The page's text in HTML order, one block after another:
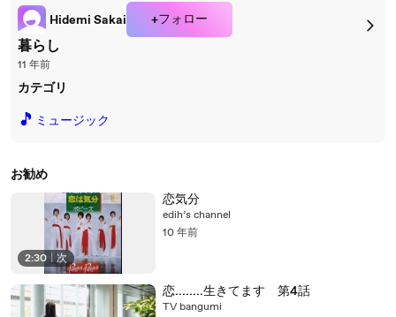
Hidemi Sakai +フォロー
暮らし
11 年前
カテゴリ
🎵 ミュージック
お勧め
2:30 次
恋気分
edih’s channel
10 年前
恋........生きてます 第4話
TV bangumi